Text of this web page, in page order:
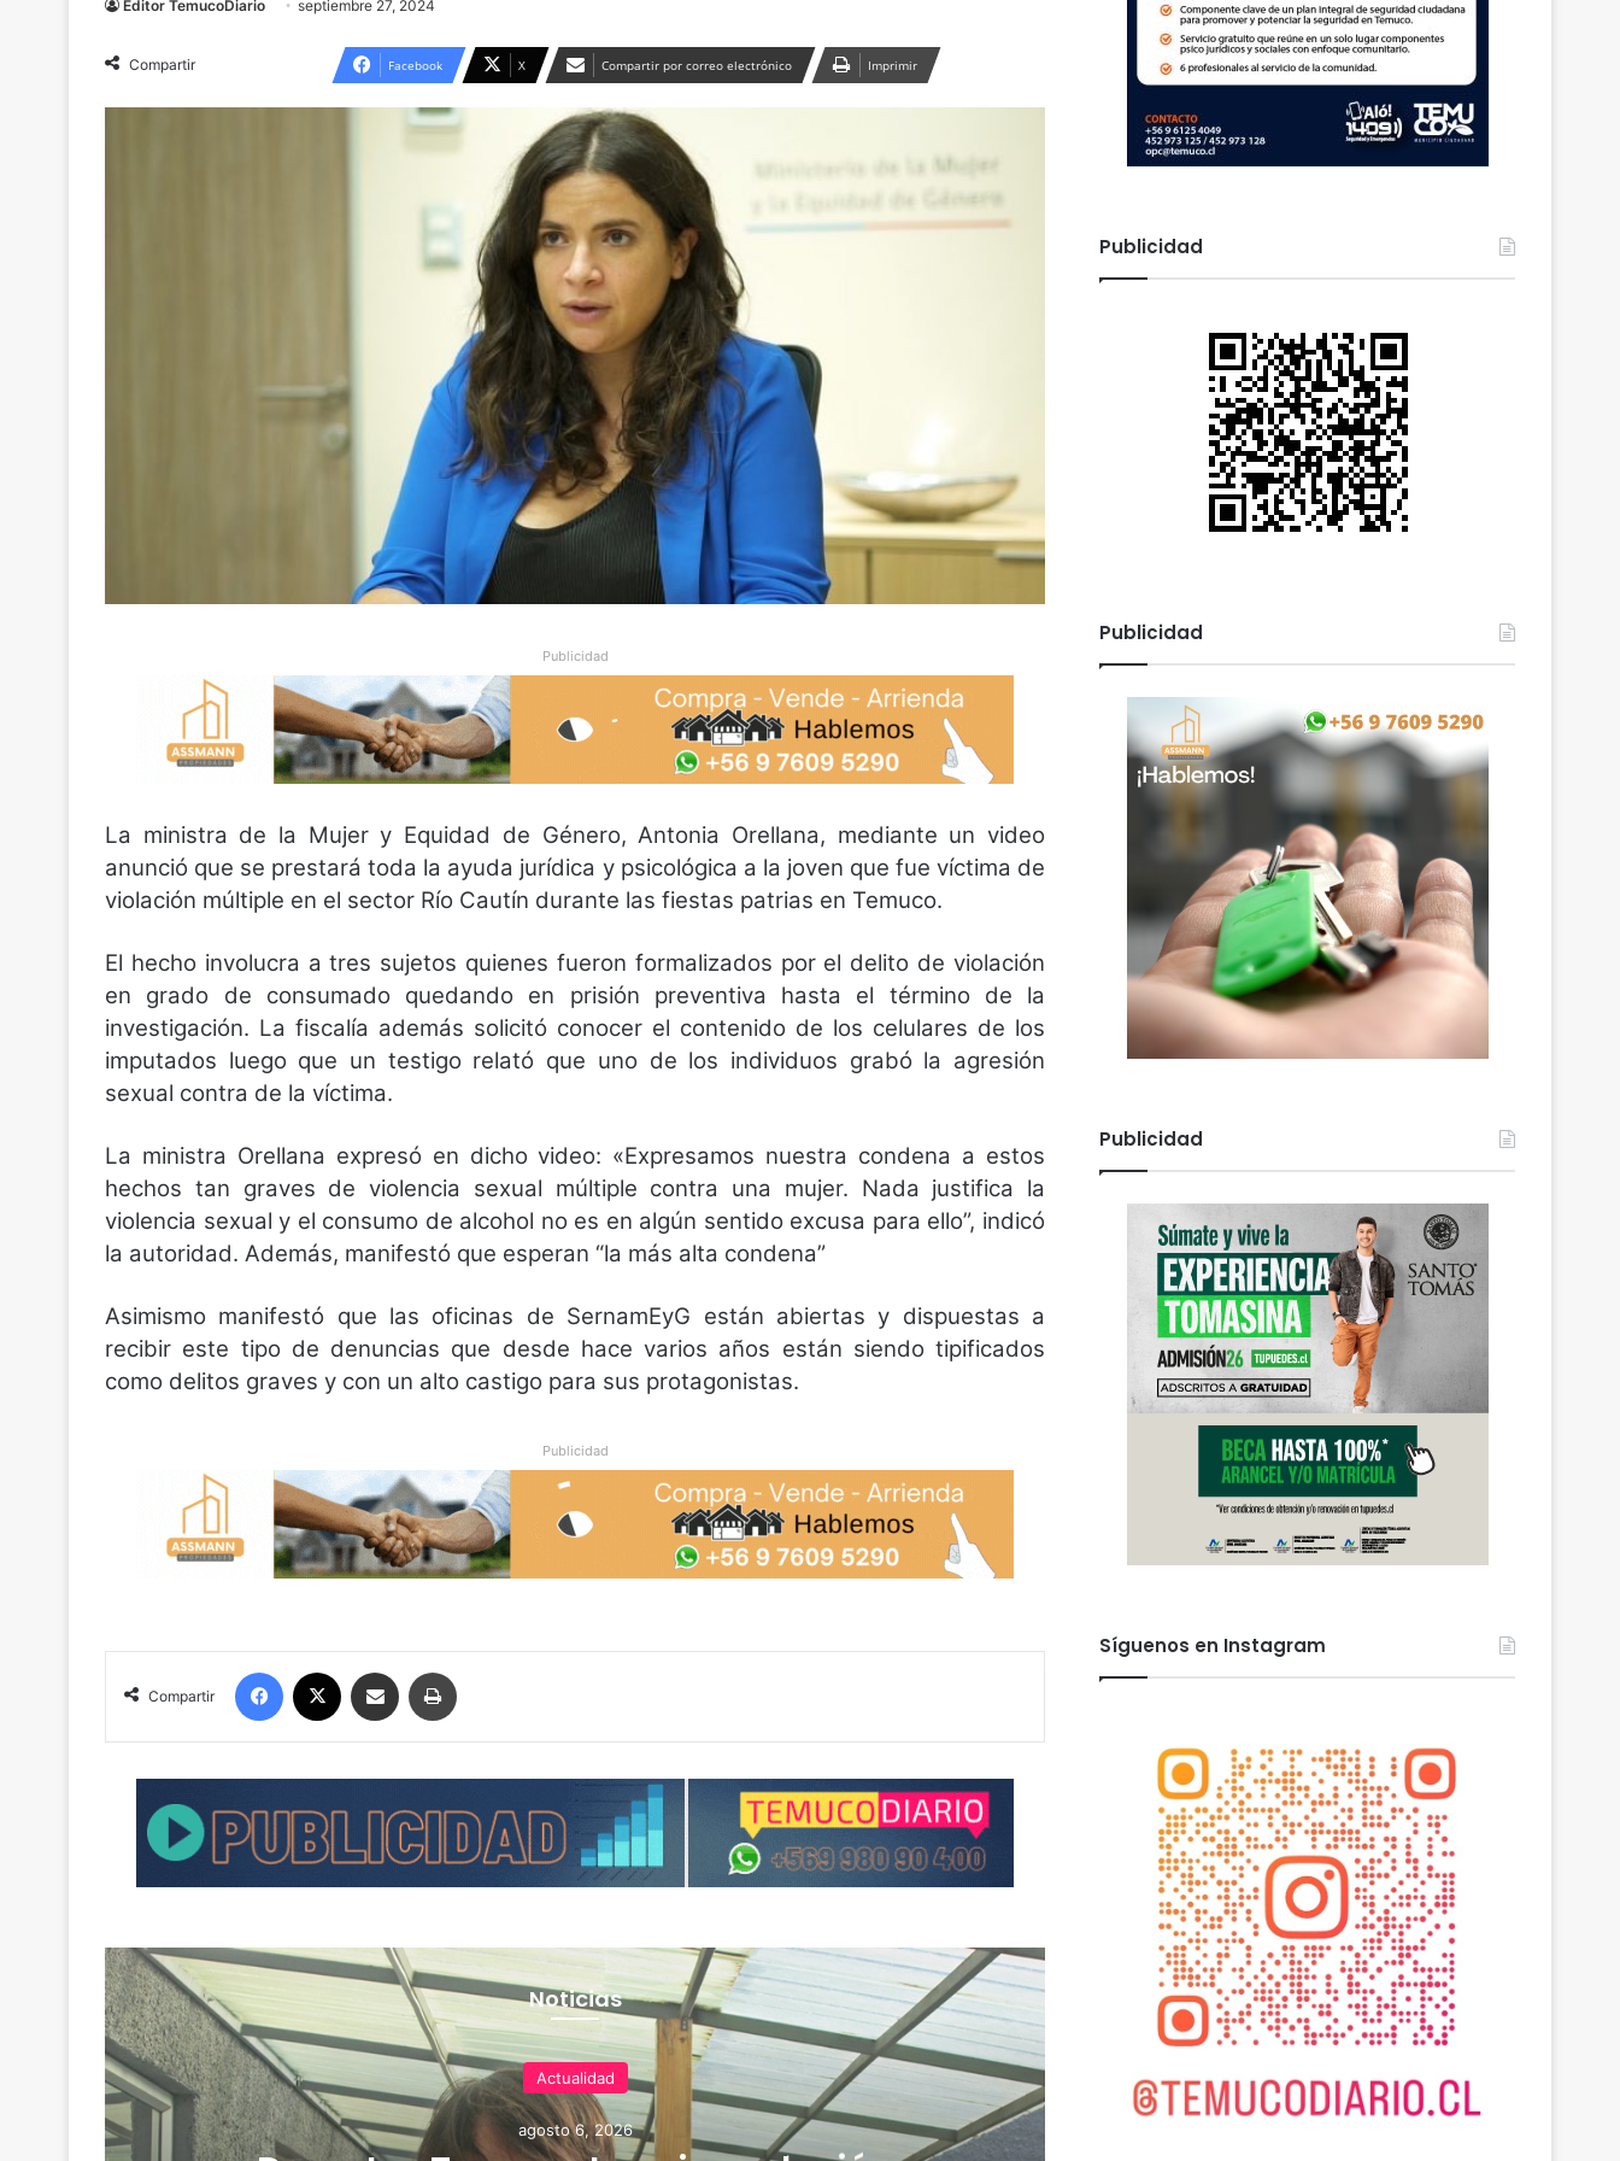
Editor TemucoDiario septiembre 27, 2024
Compartir Facebook X Compartir por correo electrónico Imprimir
Publicidad
La ministra de la Mujer y Equidad de Género, Antonia Orellana, mediante un video
anunció que se prestará toda la ayuda jurídica y psicológica a la joven que fue víctima de
violación múltiple en el sector Río Cautín durante las fiestas patrias en Temuco.
El hecho involucra a tres sujetos quienes fueron formalizados por el delito de violación
en grado de consumado quedando en prisión preventiva hasta el término de la
investigación. La fiscalía además solicitó conocer el contenido de los celulares de los
imputados luego que un testigo relató que uno de los individuos grabó la agresión
sexual contra de la víctima.
La ministra Orellana expresó en dicho video: «Expresamos nuestra condena a estos
hechos tan graves de violencia sexual múltiple contra una mujer. Nada justifica la
violencia sexual y el consumo de alcohol no es en algún sentido excusa para ello”, indicó
la autoridad. Además, manifestó que esperan “la más alta condena”
Asimismo manifestó que las oficinas de SernamEyG están abiertas y dispuestas a
recibir este tipo de denuncias que desde hace varios años están siendo tipificados
como delitos graves y con un alto castigo para sus protagonistas.
Publicidad
Compartir
Noticias
Actualidad
agosto 6, 2026
Publicidad
Publicidad
Publicidad
Síguenos en Instagram